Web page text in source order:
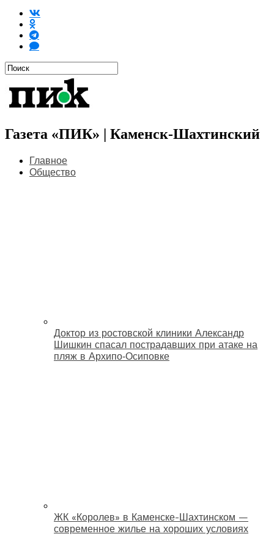
Газета «ПИК» | Каменск-Шахтинский
Главное
Общество
Доктор из ростовской клиники Александр
Шишкин спасал пострадавших при атаке на
пляж в Архипо‑Осиповке
ЖК «Королев» в Каменске-Шахтинском —
современное жилье на хороших условиях